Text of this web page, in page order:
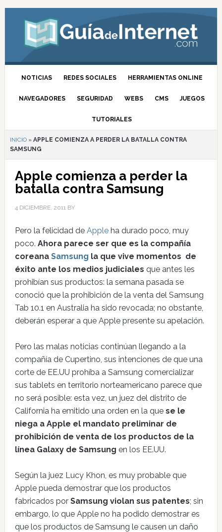
NOTICIAS REDES SOCIALES HERRAMIENTAS ONLINE
NAVEGADORES SEGURIDAD WEBS CMS JUEGOS
TUTORIALES
INICIO» APPLE COMIENZA A PERDER LA BATALLA CONTRA
SAMSUNG
Apple comienza a perder la
batalla contra Samsung
4 DICIEMBRE, 2011BY
Pero la felicidad de Appleha durado poco, muy
poco. Ahora parece ser que es la compañía
coreanaSamsung la que vive momentos de
éxito ante los medios judiciales que antes les
prohibían sus productos: la semana pasada se
conoció que la prohibición de la venta del Samsung
Tab 10.1 en Australia ha sido revocada; no obstante,
deberán esperar a que Apple presente su apelación.
Pero las malas noticias continúan llegando a la
compañía de Cupertino, sus intenciones de que una
corte de EE.UU prohíba a Samsung comercializar
sus tablets en territorio norteamericano parece que
no será posible: esta vez, un juez del distrito de
California ha emitido una orden en la que se le
niega a Apple el mandato preliminar de
prohibición de venta de los productos de la
línea Galaxy de Samsung en los EE.UU.
Según la juez Lucy Khon, es muy probable que
Apple pueda demostrar que los productos
fabricados por Samsung violan sus patentes; sin
embargo, lo que Apple no ha podido demostrar es
que los productos de Samsung le causen un daño